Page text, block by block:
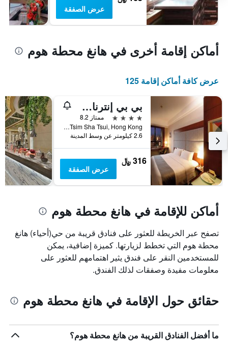
عرض الصفقة
أماكن إقامة أخرى في هانغ محطة هوم
عرض كافة أماكن إقامة 125
بي بي إنترناشونال
4 نجوم
ممتاز 8.2
No. 8 Austin Road, Tsim Sha Tsui, Hong Kong, هونغ كونغ
2.6 كيلومتر عن وسط المدينة
316 ﷼
عرض الصفقة
أماكن للإقامة في هانغ محطة هوم
تصفح عبر الخريطة للعثور على فنادق قريبة من حي(أحياء) هانغ
محطة هوم التي تخطط لزيارتها. كميزة إضافية، يمكن
للمستخدمين النقر على فندق يثير اهتمامهم للعثور على
معلومات مفيدة وصفقات لذلك الفندق.
حقائق حول الإقامة في هانغ محطة هوم
ما أفضل الفنادق القريبة من هانغ محطة هوم؟